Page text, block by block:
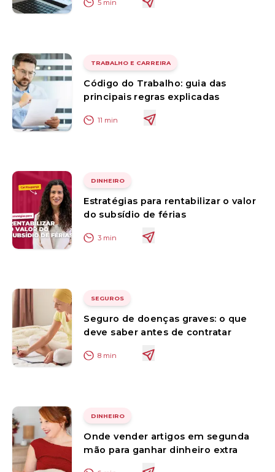
5 min
TRABALHO E CARREIRA
Código do Trabalho: guia das
principais regras explicadas
11 min
DINHEIRO
Estratégias para rentabilizar o valor
do subsídio de férias
3 min
SEGUROS
Seguro de doenças graves: o que
deve saber antes de contratar
8 min
DINHEIRO
Onde vender artigos em segunda
mão para ganhar dinheiro extra